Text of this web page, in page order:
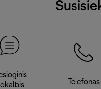
Telefonas